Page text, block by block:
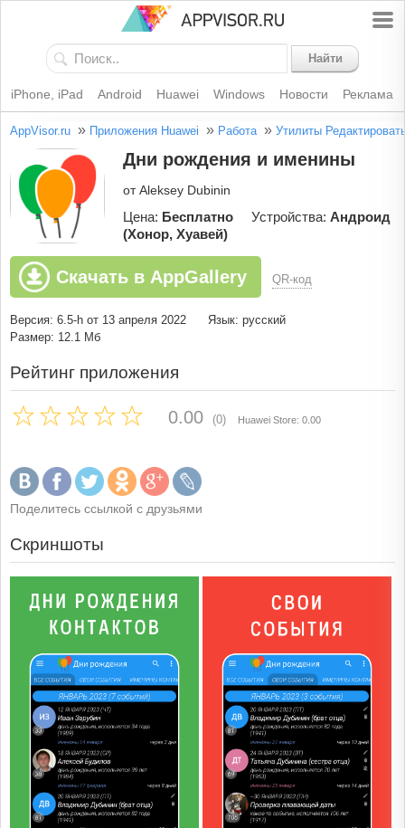
Найти
iPhone, iPad Android Huawei Windows Новости Реклама
AppVisor.ru » Приложения Huawei » Работа » Утилиты
Дни рождения и именины
от Aleksey Dubinin
Цена: Бесплатно Устройства: Андроид
(Хонор, Хуавей)
Скачать в AppGallery QR-код
Версия: 6.5-h от 13 апреля 2022
Язык: русский
Размер: 12.1 Мб
Рейтинг приложения
0.00 (0) Huawei Store: 0.00
Поделитесь ссылкой с друзьями
Скриншоты